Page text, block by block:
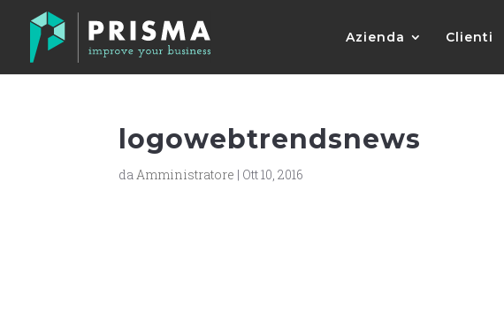
Azienda Clienti
logowebtrendsnews
daAmministratore | Ott 10, 2016